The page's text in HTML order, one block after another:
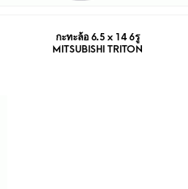
กะทะล้อ 6.5 x 14 6รู
MITSUBISHI TRITON